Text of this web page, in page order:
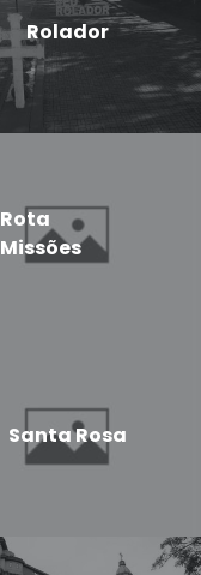
Rolador
Rota
Missões
Santa Rosa